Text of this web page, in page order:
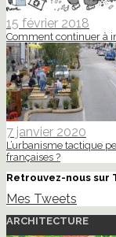
15 février 2018
Comment continuer à
7 janvier 2020
L’urbanisme tactique
françaises ?
Retrouvez-nous sur
Mes Tweets
ARCHITECTURE